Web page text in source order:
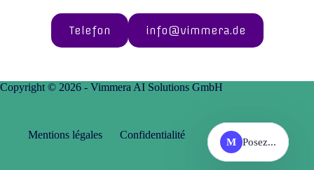
Telefon info@vimmera.de
Copyright © 2026 - Vimmera AI Solutions GmbH
Mentions légales Confidentialité
M Posez...